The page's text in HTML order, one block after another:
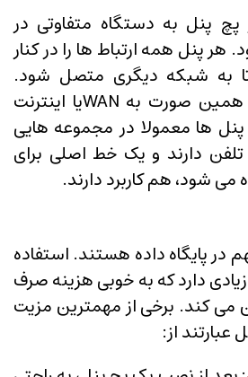
پنل به دستگاه متفاوتی در
پنل همه ارتباط ها را در کنار
به شبکه دیگری متصل شود.
معمولا یک LAN به همین صورت به WANیا اینترنت
ها معمولا در مجموعه هایی
دارند و یک خط اصلی برای
شود، هم کاربرد دارند.
در پایگاه داده هستند. استفاده
دارد که به خوبی هزینه صرف
می کند. برخی از مهمترین مزیت
عبارتند از: